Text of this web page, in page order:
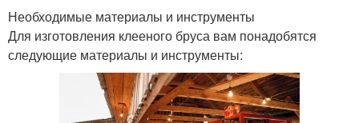
Необходимые материалы и инструменты
Для изготовления клееного бруса вам понадобятся
следующие материалы и инструменты: